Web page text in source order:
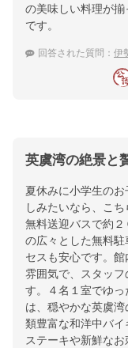
の美味しい料理が
です。
回答された質問： 伊
英虞湾の絶景と
夏休みに小学生の
しみたいなら、こ
無料送迎バスで約
の広々とした無料
セスも安心です。
雰囲気で、スタッ
す。４名１室でゆ
は、穏やかな英虞
類豊富な和洋中バ
ステーキや新鮮な